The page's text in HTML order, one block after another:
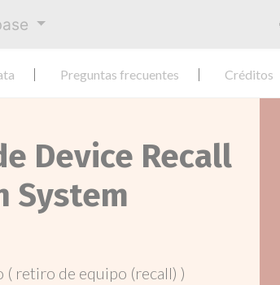
Preguntas frecuentes Créditos
Device Recall
System
( retiro de equipo (recall) )